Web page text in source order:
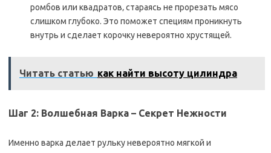
ромбов или квадратов‚ стараясь не прорезать мясо
слишком глубоко. Это поможет специям проникнуть
внутрь и сделает корочку невероятно хрустящей.
Читать статью как найти высоту цилиндра
Шаг 2: Волшебная Варка – Секрет Нежности
Именно варка делает рульку невероятно мягкой и